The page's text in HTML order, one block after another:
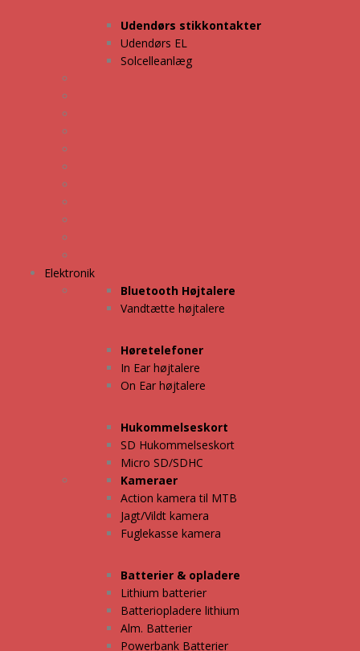
Udendørs stikkontakter
Udendørs EL
Solcelleanlæg
Elektronik
Bluetooth Højtalere
Vandtætte højtalere
Høretelefoner
In Ear højtalere
On Ear højtalere
Hukommelseskort
SD Hukommelseskort
Micro SD/SDHC
Kameraer
Action kamera til MTB
Jagt/Vildt kamera
Fuglekasse kamera
Batterier & opladere
Lithium batterier
Batteriopladere lithium
Alm. Batterier
Powerbank Batterier